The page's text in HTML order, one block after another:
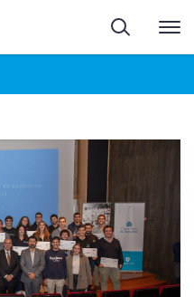
Pesquisa